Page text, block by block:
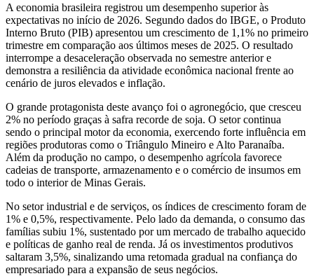
A economia brasileira registrou um desempenho superior às
expectativas no início de 2026. Segundo dados do IBGE, o Produto
Interno Bruto (PIB) apresentou um crescimento de 1,1% no primeiro
trimestre em comparação aos últimos meses de 2025. O resultado
interrompe a desaceleração observada no semestre anterior e
demonstra a resiliência da atividade econômica nacional frente ao
cenário de juros elevados e inflação.
O grande protagonista deste avanço foi o agronegócio, que cresceu
2% no período graças à safra recorde de soja. O setor continua
sendo o principal motor da economia, exercendo forte influência em
regiões produtoras como o Triângulo Mineiro e Alto Paranaíba.
Além da produção no campo, o desempenho agrícola favorece
cadeias de transporte, armazenamento e o comércio de insumos em
todo o interior de Minas Gerais.
No setor industrial e de serviços, os índices de crescimento foram de
1% e 0,5%, respectivamente. Pelo lado da demanda, o consumo das
famílias subiu 1%, sustentado por um mercado de trabalho aquecido
e políticas de ganho real de renda. Já os investimentos produtivos
saltaram 3,5%, sinalizando uma retomada gradual na confiança do
empresariado para a expansão de seus negócios.